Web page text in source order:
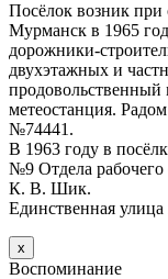
Посёлок возник при
Мурманск в 1965
дорожники-
двухэтажных и
продовольственный
метеостанция.
№74441.
В 1963 году в
№9 Отдела рабочего
К. В. Шик.
Единственная
х
Воспоминание